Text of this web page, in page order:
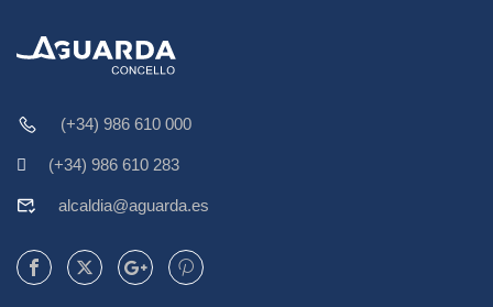
(+34) 986 610 000
(+34) 986 610 283
alcaldia@aguarda.es